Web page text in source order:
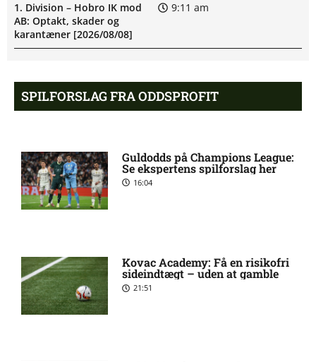
1. Division – Hobro IK mod
AB: Optakt, skader og
karantæner [2026/08/08]
9:11 am
1. Division – Aarhus Fremad
mod HB Køge: Optakt,
forventede opstillinger,
5:46 am
Atlético forbereder bud på
Tottenham-anfører
målmand til Spanien
Roma enig med Atlético om
verdensmester
SPILFORSLAG FRA ODDSPROFIT
Guldodds på Champions League:
Se ekspertens spilforslag her
16:04
Kovac Academy: Få en risikofri
sideindtægt – uden at gamble
21:51